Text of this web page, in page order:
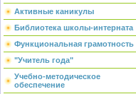
Активные каникулы
Библиотека школы-интерната
Функциональная грамотность
"Учитель года"
Учебно-методическое
обеспечение